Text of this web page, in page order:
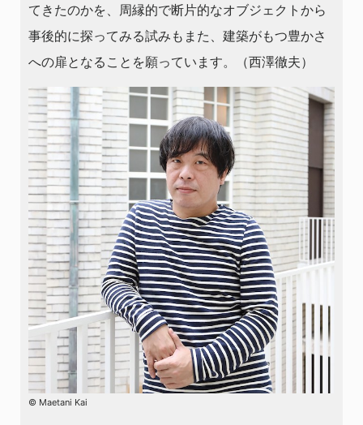
てきたのかを、周縁的で断片的なオブジェクトから
事後的に探ってみる試みもまた、建築がもつ豊かさ
への扉となることを願っています。（西澤徹夫）
©️ Maetani Kai